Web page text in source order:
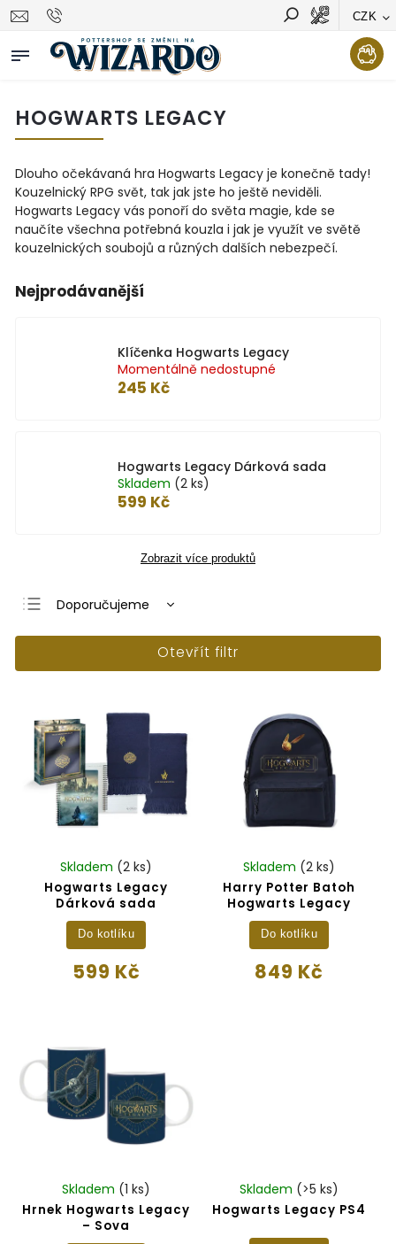
CZK
Vyhledávání Hledat
HOGWARTS LEGACY
Dlouho očekávaná hra Hogwarts Legacy je konečně tady!
Kouzelnický RPG svět, tak jak jste ho ještě neviděli.
Hogwarts Legacy vás ponoří do světa magie, kde se
naučíte všechna potřebná kouzla i jak je využít ve světě
kouzelnických soubojů a různých dalších nebezpečí.
Nejprodávanější
Klíčenka Hogwarts Legacy
Momentálně nedostupné
245 Kč
Hogwarts Legacy Dárková sada
Skladem (2 ks)
599 Kč
Zobrazit více produktů
Doporučujeme
Nejlevnější
Abecedně
Otevřít filtr
Hogwarts Legacy
Dárková sada
Skladem (2 ks)
599 Kč
Do kotlíku
Harry Potter Batoh
Hogwarts Legacy
Skladem (2 ks)
849 Kč
Do kotlíku
Hrnek Hogwarts Legacy
– Sova
Skladem (1 ks)
Hogwarts Legacy PS4
Skladem (>5 ks)